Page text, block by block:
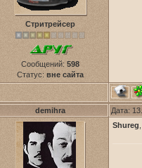
Стритрейсер
Сообщений: 598
Статус: вне сайта
demihra Дата:
Shureg